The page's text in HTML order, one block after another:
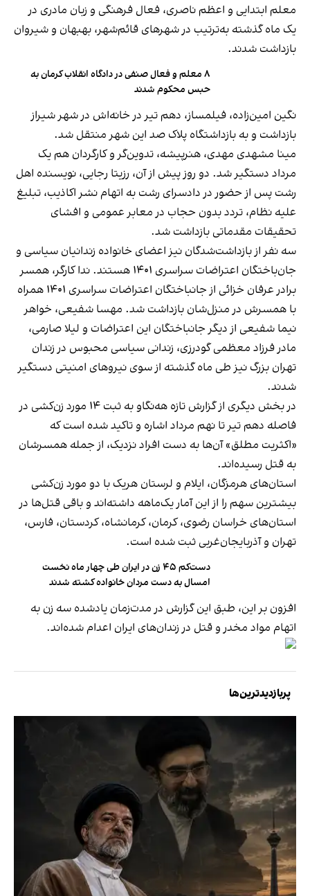
معلم ابتدایی و اعظم ناصری، فعال فرهنگی و زبان مادری در
یک ماه گذشته به‌ترتیب در شهرهای قائم‌شهر، بهبهان و شیروان
بازداشت شدند.
۸ معلم و فعال صنفی در دادگاه انقلاب کرمان به
حبس محکوم شدند
نگین‌ امین‌زاده، فیلمساز، دهم تیر در خانه‌اش در شهر شیراز
بازداشت و به بازداشتگاه پلاک صد این شهر منتقل شد.
مینا مشهدی مهدی، هنرپیشه، تدوین‌گر و کارگردان هم یک
مرداد دستگیر شد. دو روز پیش از آن، رزیتا رجایی، نویسنده اهل
رشت پس از حضور در دادسرای رشت به اتهام نشر اکاذیب، تبلیغ
علیه نظام، تردد بدون حجاب در معابر عمومی و افشای
تحقیقات مقدماتی بازداشت شد.
سه نفر از بازداشت‌شدگان نیز اعضای خانواده زندانیان سیاسی و
جان‌باختگان اعتراضات سراسری ۱۴۰۱ هستند. ندا کارگر، همسر
برادر عرفان خزائی از جانباختگان اعتراضات سراسری ۱۴۰۱ همراه
با همسرش در منزل‌شان بازداشت شد. مهسا شفیعی، خواهر
نیما شفیعی از دیگر جانباختگان این اعتراضات و لیلا صارمی،
مادر فرزاد معظمی گودرزی، زندانی سیاسی محبوس در زندان
تهران بزرگ نیز طی ماه گذشته از سوی نیروهای امنیتی دستگیر
شدند.
در بخش دیگری از گزارش تازه هه‌نگاو به ثبت ۱۴ مورد زن‌کشی در
فاصله دهم تیر تا نهم مرداد اشاره و تاکید شده است که
«اکثریت مطلق» آن‌ها به دست افراد نزدیک، از جمله همسرشان
به قتل رسیده‌اند.
استان‌های هرمزگان، ایلام و لرستان هریک با دو مورد زن‌کشی
بیشترین سهم را از این آمار یک‌ماهه داشته‌اند و باقی قتل‌ها در
استان‌های خراسان رضوی، کرمان، کرمانشاه، کردستان، فارس،
تهران و آذربایجان‌غربی ثبت شده است.
دست‌کم ۴۵ زن در ایران طی چهار ماه نخست
امسال به دست مردان خانواده کشته شدند
افزون بر این، طبق این گزارش در مدت‌زمان یادشده سه زن به
اتهام مواد مخدر و قتل در زندان‌های ایران اعدام شده‌اند.
پربازدیدترین‌ها